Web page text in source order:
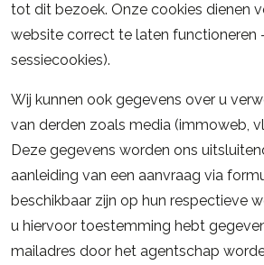
tot dit bezoek. Onze cookies dienen
website correct te laten functioneren
sessiecookies).
Wij kunnen ook gegevens over u
van derden zoals media (immoweb,
Deze gegevens worden ons
aanleiding van een aanvraag via
beschikbaar zijn op hun respectieve
u hiervoor toestemming hebt
mailadres door het agentschap